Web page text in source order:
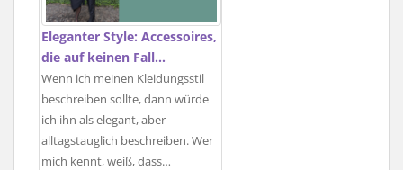
Eleganter Style: Accessoires,
die auf keinen Fall…
Wenn ich meinen Kleidungsstil
beschreiben sollte, dann würde
ich ihn als elegant, aber
alltagstauglich beschreiben. Wer
mich kennt, weiß, dass…